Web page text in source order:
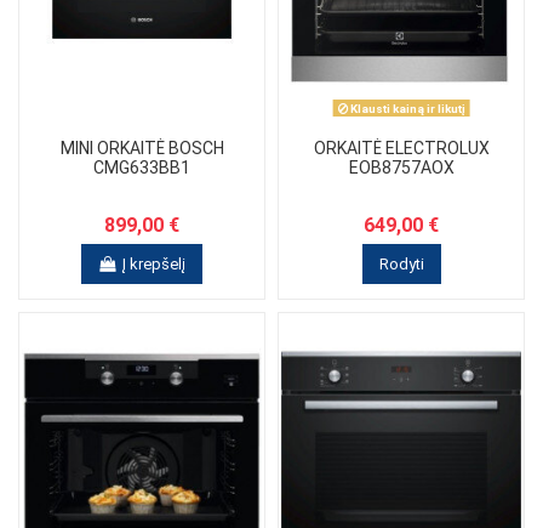
MINI ORKAITĖ BOSCH
CMG633BB1
899,00 €
Į krepšelį
Klausti kainą ir likutį
ORKAITĖ ELECTROLUX
EOB8757AOX
649,00 €
Rodyti